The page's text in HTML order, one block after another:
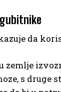
da
zemlje
s druge